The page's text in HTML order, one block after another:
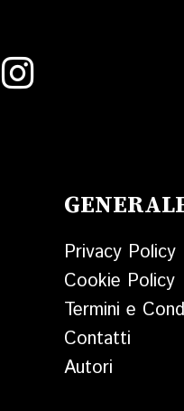
Privacy Policy
Cookie Policy
Termini e
Contatti
Autori